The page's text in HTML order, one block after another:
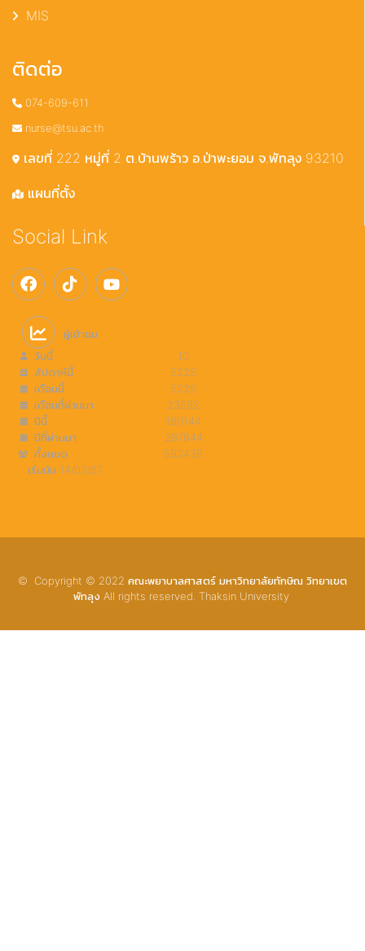
MIS
ติดต่อ
074-609-611
nurse@tsu.ac.th
เลขที่ 222 หมู่ที่ 2 ต.บ้านพร้าว อ.ป่าพะยอม จ.พัทลุง 93210
แผนที่ตั้ง
Social Link
ผู้เข้าชม
วันนี้
10
สัปดาห์นี้
5225
เดือนนี้
5225
เดือนที่ผ่านมา
23592
ปีนี้
180144
ปีที่ผ่านมา
287844
ทั้งหมด
592438
เริ่มนับ 14/03/67
© Copyright © 2022 คณะพยาบาลศาสตร์ มหาวิทยาลัยทักษิณ วิทยาเขต
พัทลุง All rights reserved. Thaksin University